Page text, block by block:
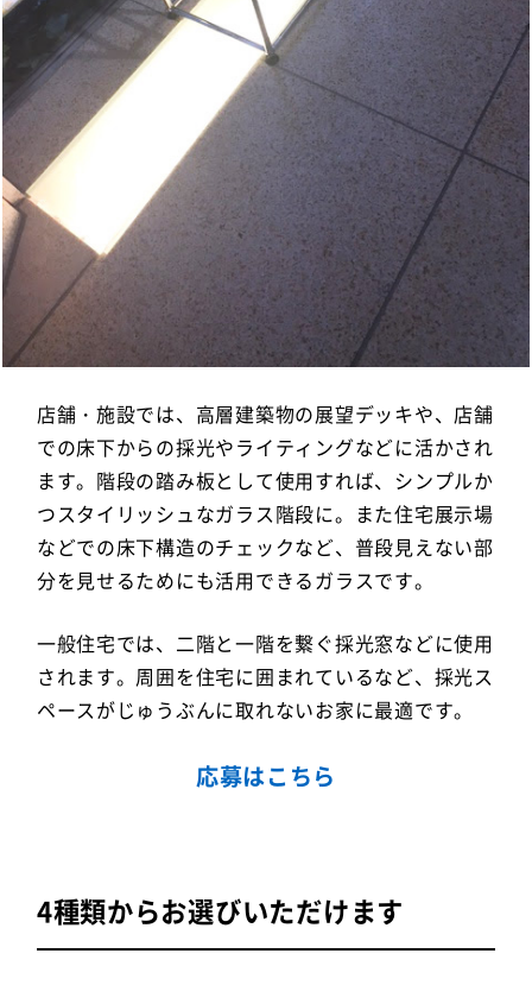
店舗・施設では、高層建築物の展望デッキや、店舗
での床下からの採光やライティングなどに活かされ
ます。階段の踏み板として使用すれば、シンプルか
つスタイリッシュなガラス階段に。また住宅展示場
などでの床下構造のチェックなど、普段見えない部
分を見せるためにも活用できるガラスです。
一般住宅では、二階と一階を繋ぐ採光窓などに使用
されます。周囲を住宅に囲まれているなど、採光ス
ペースがじゅうぶんに取れないお家に最適です。
応募はこちら
4種類からお選びいただけます